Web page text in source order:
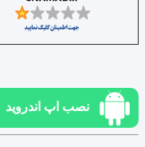
نصب اپ اندروید